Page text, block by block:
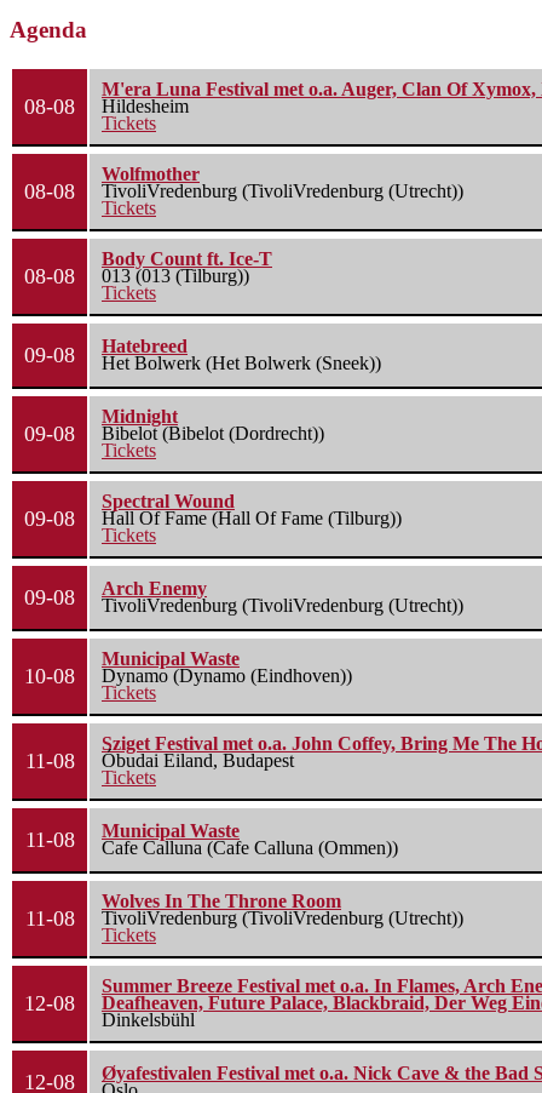
Agenda
08-08
M'era Luna Festival met o.a. Auger, Clan Of
Hildesheim
Tickets
08-08
Wolfmother
TivoliVredenburg (TivoliVredenburg (Utrecht))
Tickets
08-08
Body Count ft. Ice-T
013 (013 (Tilburg))
Tickets
09-08
Hatebreed
Het Bolwerk (Het Bolwerk (Sneek))
09-08
Midnight
Bibelot (Bibelot (Dordrecht))
Tickets
09-08
Spectral Wound
Hall Of Fame (Hall Of Fame (Tilburg))
Tickets
09-08
Arch Enemy
TivoliVredenburg (TivoliVredenburg (Utrecht))
10-08
Municipal Waste
Dynamo (Dynamo (Eindhoven))
Tickets
11-08
Sziget Festival met o.a. John Coffey, Bring Me The
Óbudai Eiland, Budapest
Tickets
11-08
Municipal Waste
Cafe Calluna (Cafe Calluna (Ommen))
11-08
Wolves In The Throne Room
TivoliVredenburg (TivoliVredenburg (Utrecht))
Tickets
12-08
Summer Breeze Festival met o.a. In Flames, Arch
Deafheaven, Future Palace, Blackbraid, Der Weg
Dinkelsbühl
12-08
Øyafestivalen Festival met o.a. Nick Cave & the Bad